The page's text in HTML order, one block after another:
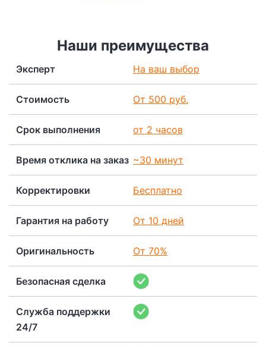
Наши преимущества
Эксперт На ваш выбор
Стоимость От 500 руб.
Срок выполнения от 2 часов
Время отклика на заказ ~30 минут
Корректировки Бесплатно
Гарантия на работу От 10 дней
Оригинальность От 70%
Безопасная сделка
Служба поддержки
24/7